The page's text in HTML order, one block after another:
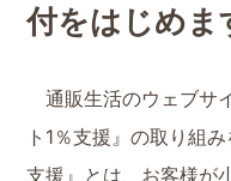
付をはじめま
通販生活のウェブサ
ト1％支援』の取り組
支援』とは、お客様が